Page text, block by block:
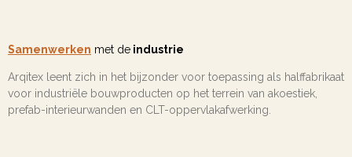
Samenwerken met de industrie
Arqitex leent zich in het bijzonder voor toepassing als halffabrikaat
voor industriële bouwproducten op het terrein van akoestiek,
prefab-interieurwanden en CLT-oppervlakafwerking.